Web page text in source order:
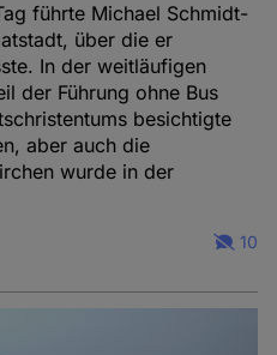
führte Michael Schmidt-
über die er
In der weitläufigen
der Führung ohne Bus
besichtigte
aber auch die
wurde in der
10